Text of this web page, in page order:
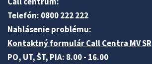
Telefón: 0800 222 222
Nahlásenie problému:
Kontaktný formulár Call Centra MV SR
PO, UT, ŠT, PIA: 8.00 - 16.00